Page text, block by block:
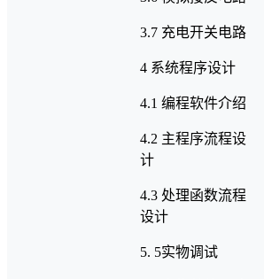
3.7 充电开关电路
4 系统程序设计
4.1 编程软件介绍
4.2 主程序流程设
计
4.3 处理函数流程
设计
5. 5实物调试